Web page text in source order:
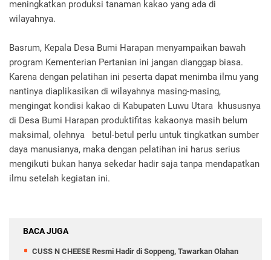
meningkatkan produksi tanaman kakao yang ada di
wilayahnya.
Basrum, Kepala Desa Bumi Harapan menyampaikan bawah
program Kementerian Pertanian ini jangan dianggap biasa.
Karena dengan pelatihan ini peserta dapat menimba ilmu yang
nantinya diaplikasikan di wilayahnya masing-masing,
mengingat kondisi kakao di Kabupaten Luwu Utara khususnya
di Desa Bumi Harapan produktifitas kakaonya masih belum
maksimal, olehnya betul-betul perlu untuk tingkatkan sumber
daya manusianya, maka dengan pelatihan ini harus serius
mengikuti bukan hanya sekedar hadir saja tanpa mendapatkan
ilmu setelah kegiatan ini.
BACA JUGA
CUSS N CHEESE Resmi Hadir di Soppeng, Tawarkan Olahan